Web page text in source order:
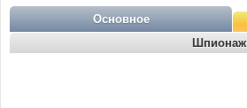
Основное
Шпионаж